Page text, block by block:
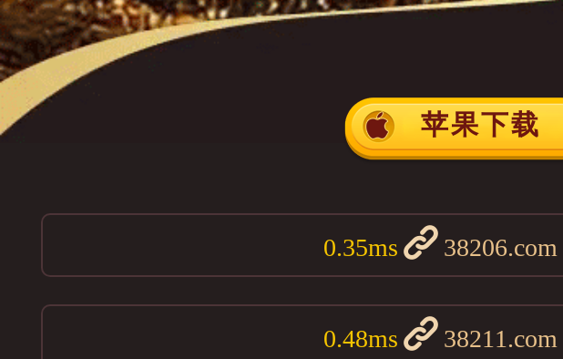
苹果下载
0.35ms 38206.com
0.48ms 38211.com